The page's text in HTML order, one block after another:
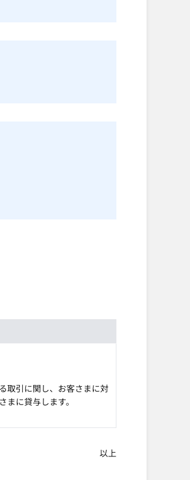
取引に関し、お客さまに対
まに貸与します。
以上